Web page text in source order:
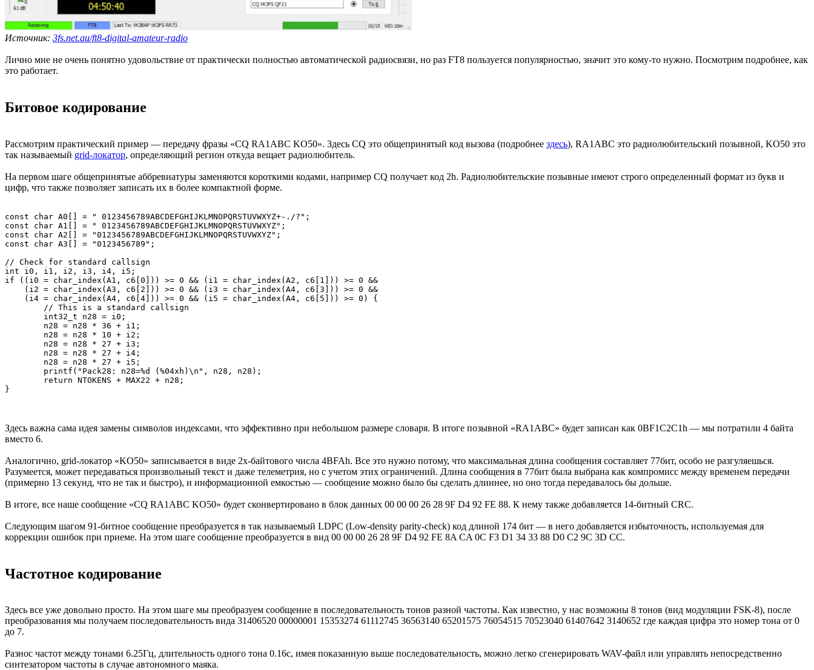
Источник: 3fs.net.au/ft8-digital-amateur-radio
Лично мне не очень понятно удовольствие от практически полностью автоматической радиосвязи, но раз FT8 пользуется популярностью, значит это кому-то нужно. Посмотрим подробнее, как
это работает.
Битовое кодирование
Рассмотрим практический пример — передачу фразы «CQ RA1ABC KO50». Здесь CQ это общепринятый код вызова (подробнее здесь), RA1ABC это радиолюбительский позывной, KO50 это
так называемый grid-локатор, определяющий регион откуда вещает радиолюбитель.
На первом шаге общепринятые аббревиатуры заменяются короткими кодами, например CQ получает код 2h. Радиолюбительские позывные имеют строго определенный формат из букв и
цифр, что также позволяет записать их в более компактной форме.
const char A0[] = " 0123456789ABCDEFGHIJKLMNOPQRSTUVWXYZ+-./?";
const char A1[] = " 0123456789ABCDEFGHIJKLMNOPQRSTUVWXYZ";
const char A2[] = "0123456789ABCDEFGHIJKLMNOPQRSTUVWXYZ";
const char A3[] = "0123456789";
// Check for standard callsign
int i0, i1, i2, i3, i4, i5;
if ((i0 = char_index(A1, c6[0])) >= 0 && (i1 = char_index(A2, c6[1])) >= 0 &&
    (i2 = char_index(A3, c6[2])) >= 0 && (i3 = char_index(A4, c6[3])) >= 0 &&
    (i4 = char_index(A4, c6[4])) >= 0 && (i5 = char_index(A4, c6[5])) >= 0) {
        // This is a standard callsign
        int32_t n28 = i0;
        n28 = n28 * 36 + i1;
        n28 = n28 * 10 + i2;
        n28 = n28 * 27 + i3;
        n28 = n28 * 27 + i4;
        n28 = n28 * 27 + i5;
        printf("Pack28: n28=%d (%04xh)\n", n28, n28);
        return NTOKENS + MAX22 + n28;
}
Здесь важна сама идея замены символов индексами, что эффективно при небольшом размере словаря. В итоге позывной «RA1ABC» будет записан как 0BF1C2C1h — мы потратили 4 байта
вместо 6.
Аналогично, grid-локатор «KO50» записывается в виде 2х-байтового числа 4BFAh. Все это нужно потому, что максимальная длина сообщения составляет 77бит, особо не разгуляешься.
Разумеется, может передаваться произвольный текст и даже телеметрия, но с учетом этих ограничений. Длина сообщения в 77бит была выбрана как компромисс между временем передачи
(примерно 13 секунд, что не так и быстро), и информационной емкостью — сообщение можно было бы сделать длиннее, но оно тогда передавалось бы дольше.
В итоге, все наше сообщение «CQ RA1ABC KO50» будет сконвертировано в блок данных 00 00 00 26 28 9F D4 92 FE 88. К нему также добавляется 14-битный CRC.
Следующим шагом 91-битное сообщение преобразуется в так называемый LDPC (Low-density parity-check) код длиной 174 бит — в него добавляется избыточность, используемая для
коррекции ошибок при приеме. На этом шаге сообщение преобразуется в вид 00 00 00 26 28 9F D4 92 FE 8A CA 0C F3 D1 34 33 88 D0 C2 9C 3D CC.
Частотное кодирование
Здесь все уже довольно просто. На этом шаге мы преобразуем сообщение в последовательность тонов разной частоты. Как известно, у нас возможны 8 тонов (вид модуляции FSK-8), после
преобразования мы получаем последовательность вида 31406520 00000001 15353274 61112745 36563140 65201575 76054515 70523040 61407642 3140652 где каждая цифра это номер тона от 0
до 7.
Разнос частот между тонами 6.25Гц, длительность одного тона 0.16с, имея показанную выше последовательность, можно легко сгенерировать WAV-файл или управлять непосредственно
синтезатором частоты в случае автономного маяка.